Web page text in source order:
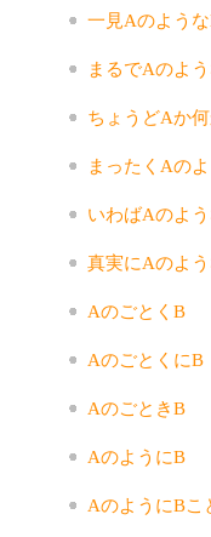
一見Aのよう
まるでAのよ
ちょうどAか
まったくAの
いわばAのよ
真実にAのよ
AのごとくB
AのごとくにB
AのごときB
AのようにB
AのようにBこ